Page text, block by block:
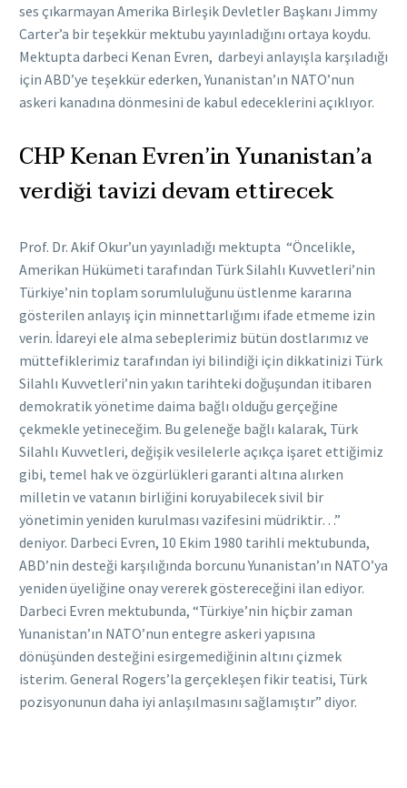
ses çıkarmayan Amerika Birleşik Devletler Başkanı Jimmy
Carter’a bir teşekkür mektubu yayınladığını ortaya koydu.
Mektupta darbeci Kenan Evren, darbeyi anlayışla karşıladığı
için ABD’ye teşekkür ederken, Yunanistan’ın NATO’nun
askeri kanadına dönmesini de kabul edeceklerini açıklıyor.
CHP Kenan Evren’in Yunanistan’a
verdiği tavizi devam ettirecek
Prof. Dr. Akif Okur’un yayınladığı mektupta “Öncelikle,
Amerikan Hükümeti tarafından Türk Silahlı Kuvvetleri’nin
Türkiye’nin toplam sorumluluğunu üstlenme kararına
gösterilen anlayış için minnettarlığımı ifade etmeme izin
verin. İdareyi ele alma sebeplerimiz bütün dostlarımız ve
müttefiklerimiz tarafından iyi bilindiği için dikkatinizi Türk
Silahlı Kuvvetleri’nin yakın tarihteki doğuşundan itibaren
demokratik yönetime daima bağlı olduğu gerçeğine
çekmekle yetineceğim. Bu geleneğe bağlı kalarak, Türk
Silahlı Kuvvetleri, değişik vesilelerle açıkça işaret ettiğimiz
gibi, temel hak ve özgürlükleri garanti altına alırken
milletin ve vatanın birliğini koruyabilecek sivil bir
yönetimin yeniden kurulması vazifesini müdriktir…”
deniyor. Darbeci Evren, 10 Ekim 1980 tarihli mektubunda,
ABD’nin desteği karşılığında borcunu Yunanistan’ın NATO’ya
yeniden üyeliğine onay vererek göstereceğini ilan ediyor.
Darbeci Evren mektubunda, “Türkiye’nin hiçbir zaman
Yunanistan’ın NATO’nun entegre askeri yapısına
dönüşünden desteğini esirgemediğinin altını çizmek
isterim. General Rogers’la gerçekleşen fikir teatisi, Türk
pozisyonunun daha iyi anlaşılmasını sağlamıştır” diyor.